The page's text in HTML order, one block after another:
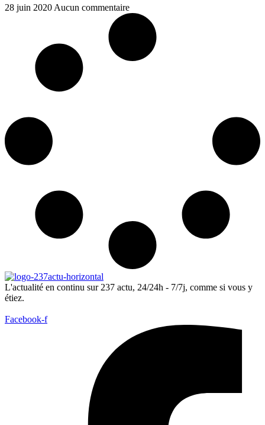
28 juin 2020 Aucun commentaire
L'actualité en continu sur 237 actu, 24/24h - 7/7j, comme si vous y
étiez.
Facebook-f